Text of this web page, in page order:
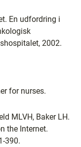
En udfordring i
2002.
for nurses.
MLVH, Baker LH.
the Internet.
390.